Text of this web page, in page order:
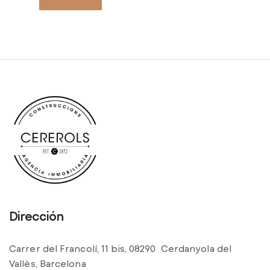
Dirección
Carrer del Francolí, 11 bis, 08290 Cerdanyola del
Vallès, Barcelona